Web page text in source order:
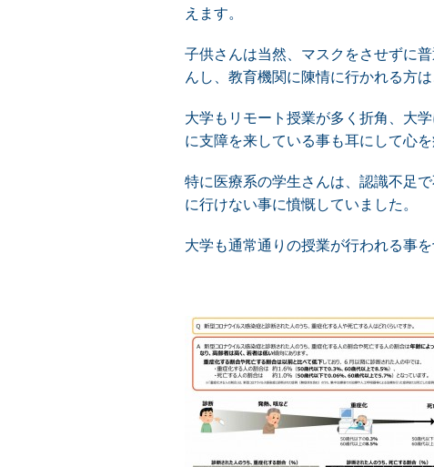
えます。
子供さんは当然、マスクをさせずに
んし、教育機関に陳情に行かれる方
大学もリモート授業が多く折角、大
に支障を来している事も耳にして心を
特に医療系の学生さんは、認識不足
に行けない事に憤慨していました。
大学も通常通りの授業が行われる事を